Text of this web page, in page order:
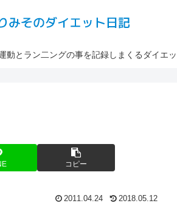
動とラン二ングの事を記録しまくるダイエ
コピー
2011.04.24 2018.05.12